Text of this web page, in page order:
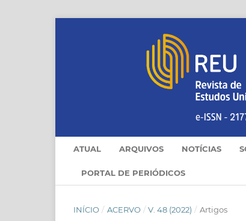
ATUAL ARQUIVOS NOTÍCIAS
PORTAL DE PERIÓDICOS
INÍCIO / ACERVO / V. 48 (2022) / Artigos